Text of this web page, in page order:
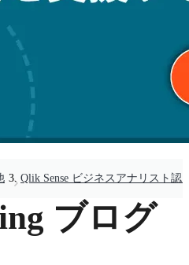
Qlik Sense ビジネスアナリスト